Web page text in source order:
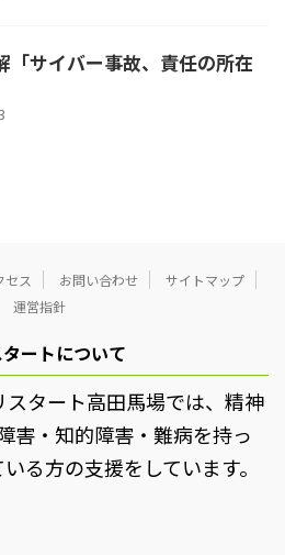
「サイバー事故、責任の所在
セス お問い合わせ
サイトマップ
運営指針
ートについて
タート高田馬場では、精神
害・知的障害・難病を持っ
る方の支援をしています。